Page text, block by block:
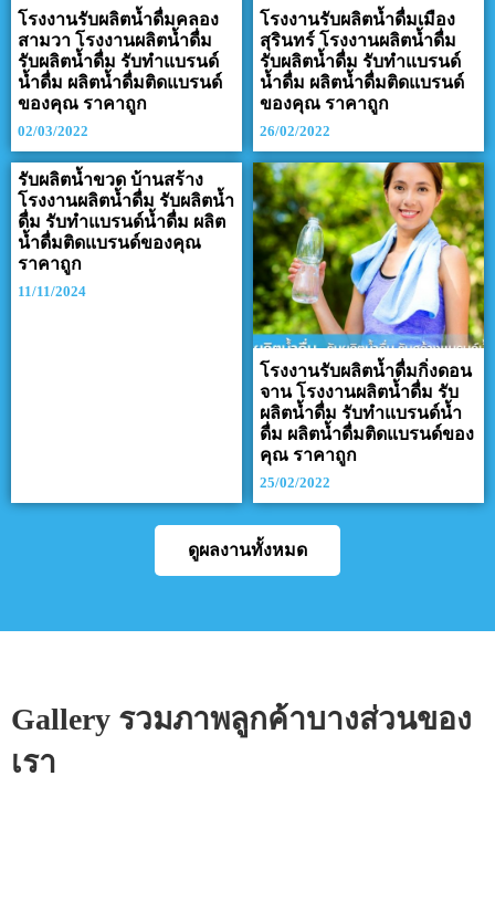
โรงงานรับผลิตน้ำดื่มคลอง
สามวา โรงงานผลิตน้ำดื่ม
รับผลิตน้ำดื่ม รับทำแบรนด์
น้ำดื่ม ผลิตน้ำดื่มติดแบรนด์
ของคุณ ราคาถูก
02/03/2022
โรงงานรับผลิตน้ำดื่มเมือง
สุรินทร์ โรงงานผลิตน้ำดื่ม
รับผลิตน้ำดื่ม รับทำแบรนด์
น้ำดื่ม ผลิตน้ำดื่มติดแบรนด์
ของคุณ ราคาถูก
26/02/2022
รับผลิตน้ำขวด บ้านสร้าง
โรงงานผลิตน้ำดื่ม รับผลิตน้ำ
ดื่ม รับทำแบรนด์น้ำดื่ม ผลิต
น้ำดื่มติดแบรนด์ของคุณ
ราคาถูก
11/11/2024
โรงงานรับผลิตน้ำดื่มกิ่งดอน
จาน โรงงานผลิตน้ำดื่ม รับ
ผลิตน้ำดื่ม รับทำแบรนด์น้ำ
ดื่ม ผลิตน้ำดื่มติดแบรนด์ของ
คุณ ราคาถูก
25/02/2022
ดูผลงานทั้งหมด
Gallery รวมภาพลูกค้าบางส่วนของ
เรา